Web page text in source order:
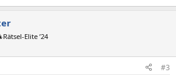
Elite ’24
#3